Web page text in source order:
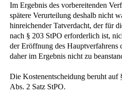
Im Ergebnis des vorbereitenden
spätere Verurteilung deshalb nicht
hinreichender Tatverdacht, der für
nach § 203 StPO erforderlich ist,
der Eröffnung des Hauptverfahrens
daher im Ergebnis nicht zu
Die Kostenentscheidung beruht auf
Abs. 2 Satz StPO.